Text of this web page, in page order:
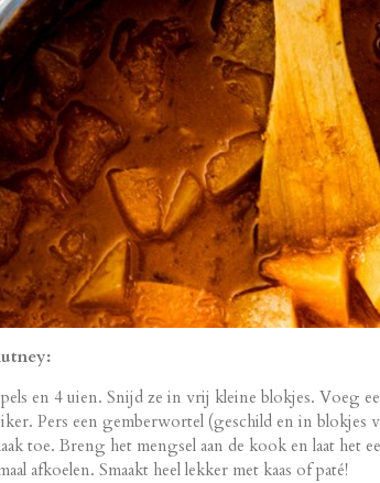
en 4 uien. Snijd ze in vrij kleine blokjes. Voeg
Pers een gemberwortel (geschild en in
toe. Breng het mengsel aan de kook en laat het
afkoelen. Smaakt heel lekker met kaas of paté!